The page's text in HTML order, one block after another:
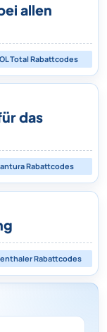
allen
TotalRabattcodes
das
Rabattcodes
Rabattcodes